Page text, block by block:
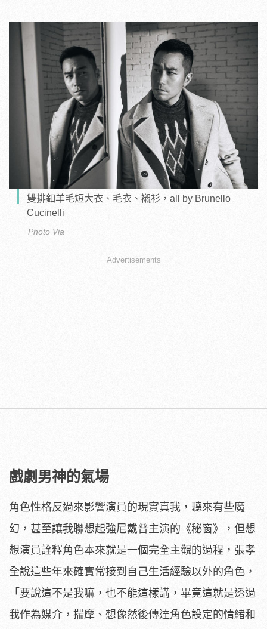
雙排釦羊毛短大衣、毛衣、襯衫，all by Brunello
Cucinelli
Photo Via
Advertisements
戲劇男神的氣場
角色性格反過來影響演員的現實真我，聽來有些魔
幻，甚至讓我聯想起強尼戴普主演的《秘窗》，但想
想演員詮釋角色本來就是一個完全主觀的過程，張孝
全說這些年來確實常接到自己生活經驗以外的角色，
「要說這不是我嘛，也不能這樣講，畢竟這就是透過
我作為媒介，揣摩、想像然後傳達角色設定的情緒和